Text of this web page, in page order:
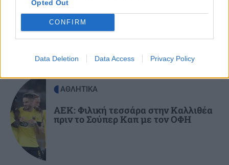
Opted Out
CONFIRM
Data Deletion Data Access Privacy Policy
21:10
ΠΕΡΙΣΣΟΤΕΡΑ
Οι "ήρωες της διπλανής πόρτας": Πώς ο
Οδυσσέας και ο Πίτερ Πάρκερ άλλαξαν τη
21:00
GOSSIP - LIFESTYLE
Μπούκη: «"Βασανίζω" τον Αντώνη Σρόιτερ 15
καλοκαίρια»
Μπρούκλιν Μπέκαμ: Εβρασε
μακαρόνια με θαλασσινό νερό
ΑΘΛΗΤΙΚΑ
ΑΕΚ: Φιλική τεσσάρα στην Καλλιθέα
πριν το Σούπερ Καπ με τον ΟΦΗ